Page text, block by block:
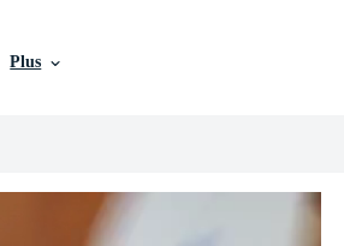
Plus